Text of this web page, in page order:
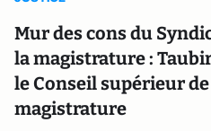
Mur des cons du
la magistrature :
le Conseil supérieur
magistrature